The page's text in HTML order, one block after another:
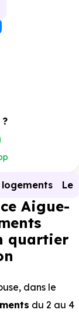
logements Le
Aigue-
quartier
dans le
du 2 au 4